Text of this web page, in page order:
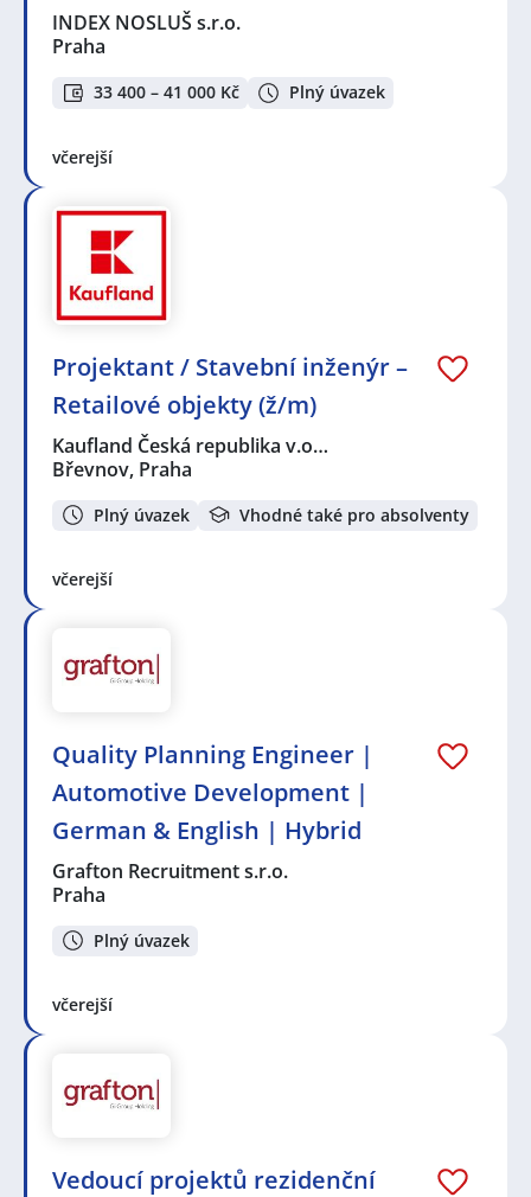
INDEX NOSLUŠ s.r.o.
Praha
33 400 – 41 000 Kč Plný úvazek
včerejší
Projektant / Stavební inženýr –
Retailové objekty (ž/m)
Kaufland Česká republika v.o…
Břevnov, Praha
Plný úvazek Vhodné také pro absolventy
včerejší
Quality Planning Engineer |
Automotive Development |
German & English | Hybrid
Grafton Recruitment s.r.o.
Praha
Plný úvazek
včerejší
Vedoucí projektů rezidenční